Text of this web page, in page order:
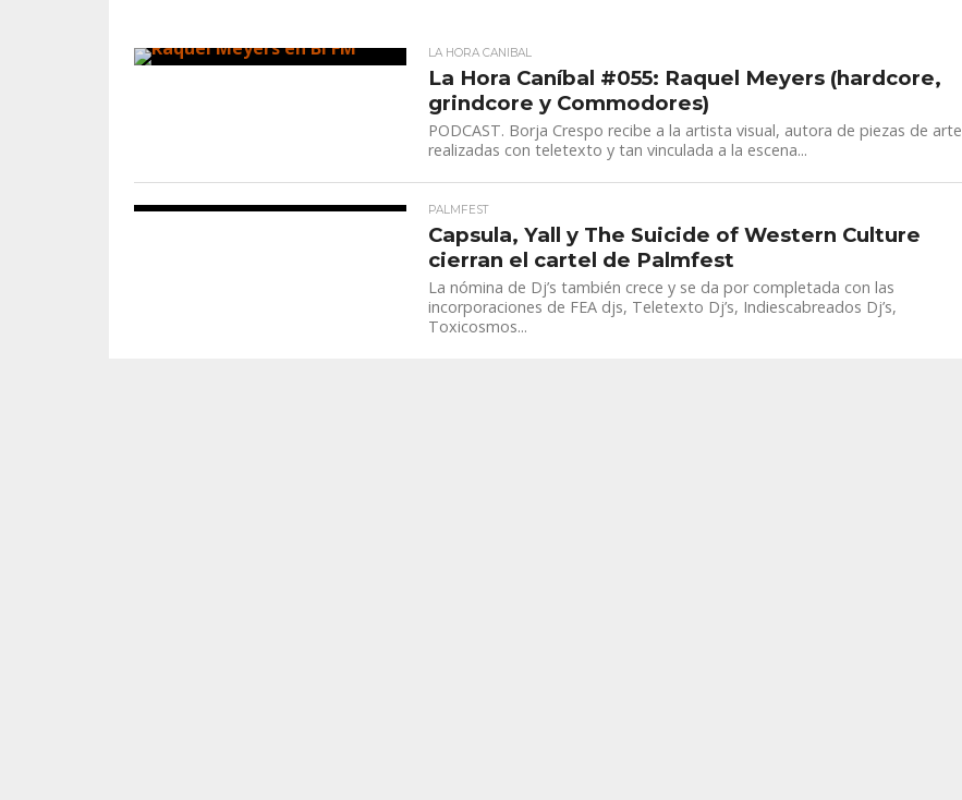
LA HORA CANIBAL
La Hora Caníbal #055: Raquel Meyers (hardcore,
grindcore y Commodores)
PODCAST. Borja Crespo recibe a la artista visual, autora de piezas de arte
realizadas con teletexto y tan vinculada a la escena...
PALMFEST
Capsula, Yall y The Suicide of Western Culture
cierran el cartel de Palmfest
La nómina de Dj’s también crece y se da por completada con las
incorporaciones de FEA djs, Teletexto Dj’s, Indiescabreados Dj’s,
Toxicosmos...